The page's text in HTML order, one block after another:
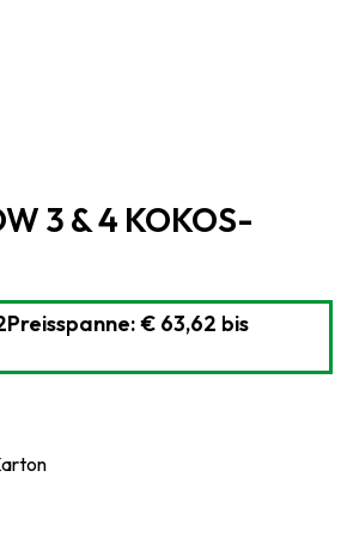
3 & 4 KOKOS-
Preisspanne: € 63,62 bis